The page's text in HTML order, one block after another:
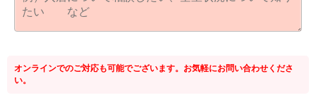
オンラインでのご対応も可能でございます。お気軽にお問い合わせくださ
い。